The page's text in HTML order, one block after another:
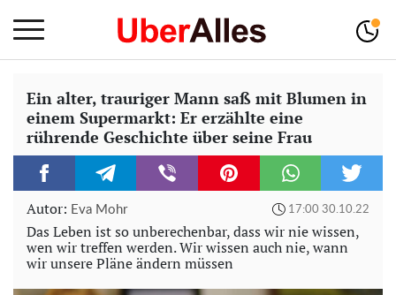
Ein alter, trauriger Mann saß mit Blumen in
einem Supermarkt: Er erzählte eine
rührende Geschichte über seine Frau
Autor: Eva Mohr 17:00 30.10.22
Das Leben ist so unberechenbar, dass wir nie wissen,
wen wir treffen werden. Wir wissen auch nie, wann
wir unsere Pläne ändern müssen